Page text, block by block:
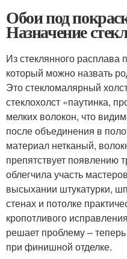
Обои под
Назначение
Из стеклянного
который можно назвать
Это стекломалярный
стеклохолст «паутинка,
мелких волокон, что
после объединения в
материал нетканый,
препятствует
облегчила участь
высыхании штукатурки,
стенах и потолке
кропотливого
решает проблему –
при финишной отделке.